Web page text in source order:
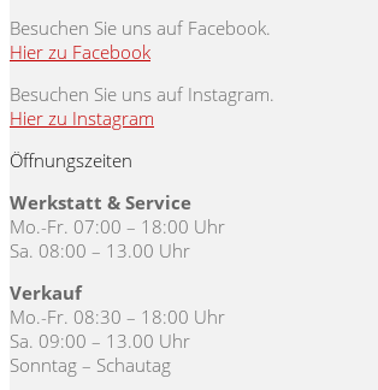
Besuchen Sie uns auf Facebook.
Hier zu Facebook
Besuchen Sie uns auf Instagram.
Hier zu Instagram
Öffnungszeiten
Werkstatt & Service
Mo.-Fr. 07:00 – 18:00 Uhr
Sa. 08:00 – 13.00 Uhr
Verkauf
Mo.-Fr. 08:30 – 18:00 Uhr
Sa. 09:00 – 13.00 Uhr
Sonntag – Schautag